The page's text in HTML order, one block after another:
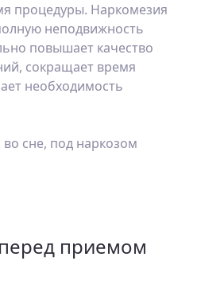
процедуры. Наркомезия
неподвижность
повышает качество
сокращает время
необходимость
приемом